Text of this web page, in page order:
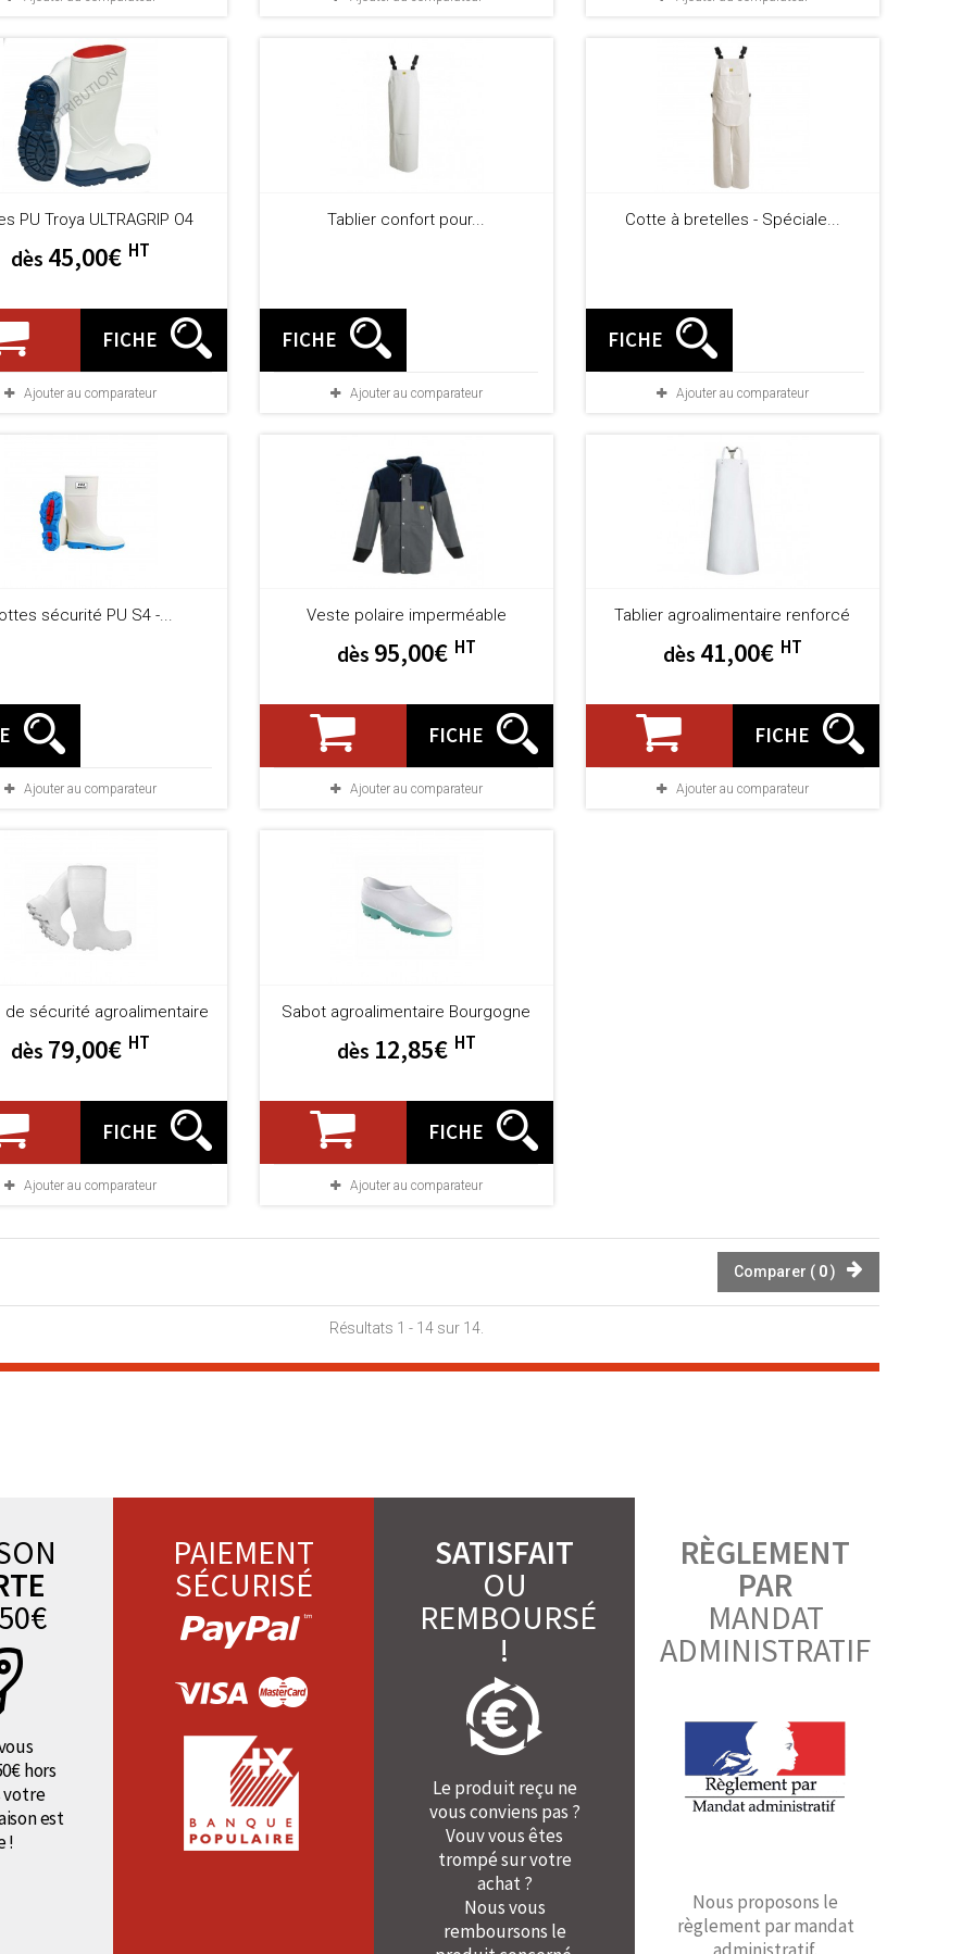
PU Troya ULTRAGRIP O4
dès 45,00€ HT
FICHE
Ajouter au comparateur
Tablier confort pour...
FICHE
Ajouter au comparateur
Cotte à bretelles - Spéciale...
FICHE
Ajouter au comparateur
sécurité PU S4 -...
Ajouter au comparateur
Veste polaire imperméable
dès 95,00€ HT
FICHE
Ajouter au comparateur
Tablier agroalimentaire renforcé
dès 41,00€ HT
FICHE
Ajouter au comparateur
de sécurité agroalimentaire
dès 79,00€ HT
FICHE
Ajouter au comparateur
Sabot agroalimentaire Bourgogne
dès 12,85€ HT
FICHE
Ajouter au comparateur
Comparer ( 0)
Résultats 1 - 14 sur 14.
hors
votre
est
!
PAIEMENT
SÉCURISÉ
SATISFAIT
OU
REMBOURSÉ
!
Le produit reçu ne
vous conviens pas ?
Vouv vous êtes
trompé sur votre
achat ?
Nous vous
remboursons le
RÈGLEMENT
PAR
MANDAT
ADMINISTRATIF
Nous proposons le
règlement par mandat